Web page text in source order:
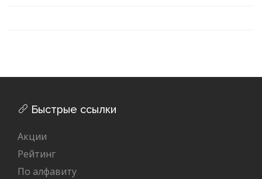
Быстрые ссылки
Акции
Рейтинг
По алфавиту